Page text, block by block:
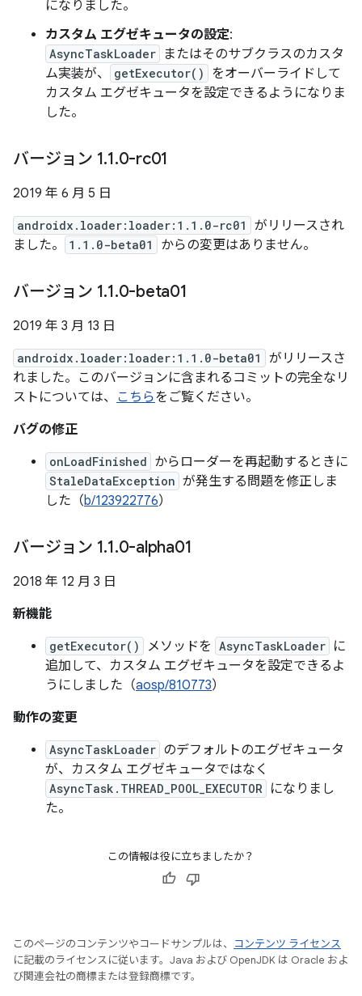
になりました。
カスタム エグゼキュータの設定:
AsyncTaskLoader
またはそのサブクラスのカスタ
ム実装が、
getExecutor()
をオーバーライドして
カスタム エグゼキュータを設定できるようになりま
した。
バージョン 1.1.0-rc01
2019 年 6 月 5 日
androidx.loader:loader:1.1.0-rc01
がリリースされ
ました。
1.1.0-beta01 からの変更はありません。
バージョン 1.1.0-beta01
2019 年 3 月 13 日
androidx.loader:loader:1.1.0-beta01
がリリースさ
れました。このバージョンに含まれるコミットの完全なリ
ストについては、 こちらをご覧ください。
バグの修正
onLoadFinished からローダーを再起動するときに
StaleDataException が発生する問題を修正しま
した（b/123922776）
バージョン 1.1.0-alpha01
2018 年 12 月 3 日
新機能
getExecutor() メソッドを AsyncTaskLoader に
追加して、カスタム エグゼキュータを設定できるよ
うにしました（aosp/810773）
動作の変更
AsyncTaskLoader のデフォルトのエグゼキュータ
が、カスタム エグゼキュータではなく
AsyncTask.THREAD_POOL_EXECUTOR
になりまし
た。
この情報は役に立ちましたか？
このページのコンテンツやコードサンプルは、
コンテンツ ライセンス
に記載のライセンスに従います。Java および OpenJDK は Oracle およ
び関連会社の商標または登録商標です。